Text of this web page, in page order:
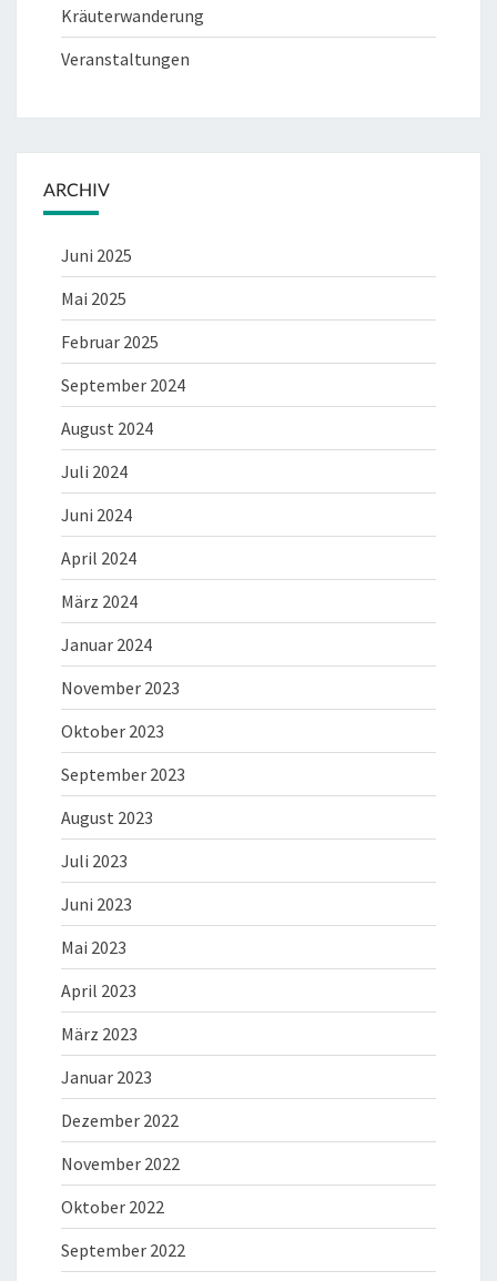
Kräuterwanderung
Veranstaltungen
ARCHIV
Juni 2025
Mai 2025
Februar 2025
September 2024
August 2024
Juli 2024
Juni 2024
April 2024
März 2024
Januar 2024
November 2023
Oktober 2023
September 2023
August 2023
Juli 2023
Juni 2023
Mai 2023
April 2023
März 2023
Januar 2023
Dezember 2022
November 2022
Oktober 2022
September 2022